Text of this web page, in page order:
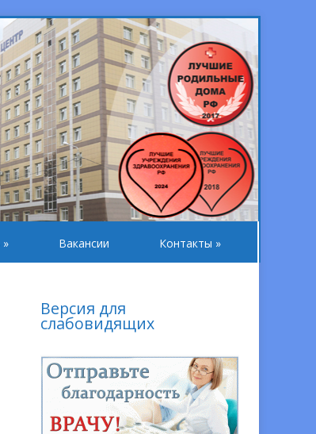
» Вакансии Контакты »
Версия для
слабовидящих